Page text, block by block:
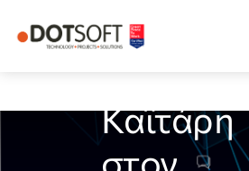
Καϊτάρη
στον